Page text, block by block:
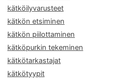
kätköilyvarusteet
kätkön etsiminen
kätkön piilottaminen
kätköpurkin tekeminen
kätkötarkastajat
kätkötyypit